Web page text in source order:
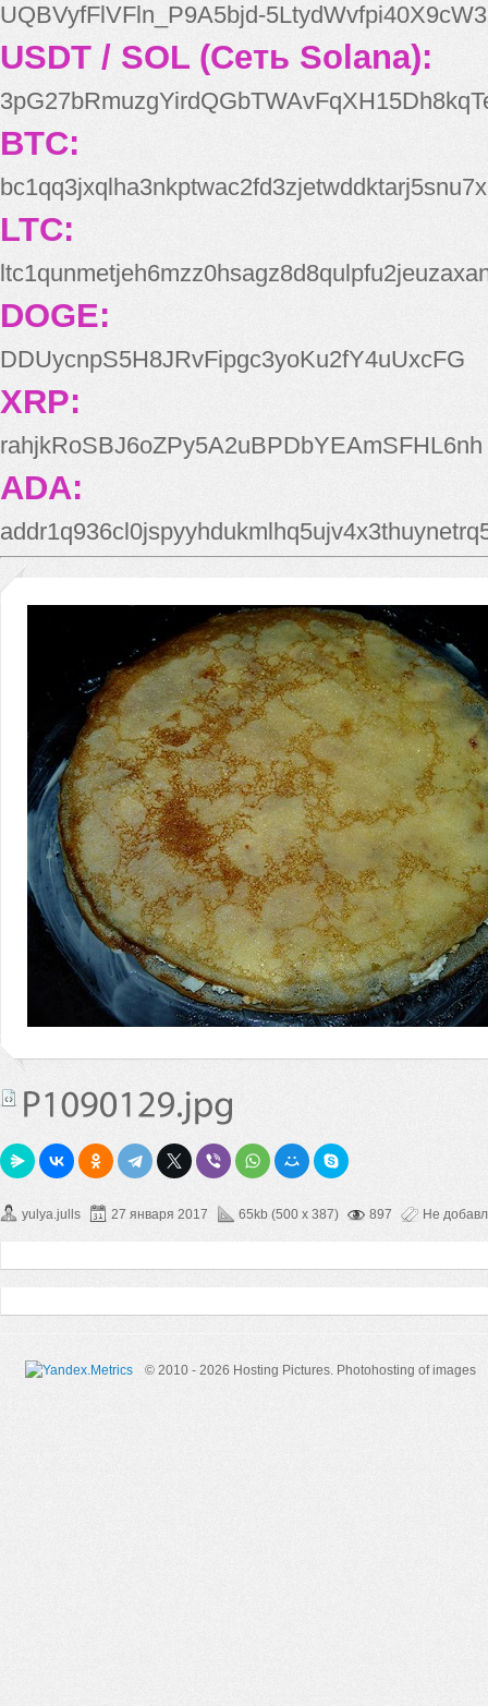
UQBVyfFlVFln_P9A5bjd-
USDT / SOL (Сеть Solana):
BTC:
bc1qq3jxqlha3nkptwac2fd3zjetwddktarj5snu7x
LTC:
DOGE:
DDUycnpS5H8JRvFipgc3yoKu2fY4uUxcFG
XRP:
rahjkRoSBJ6oZPy5A2uBPDbYEAmSFHL6nh
ADA:
yulya.julls 27 января 2017 65kb (500 x 387) 897 Не
© 2010 - 2026 Hosting Pictures. Photohosting of images